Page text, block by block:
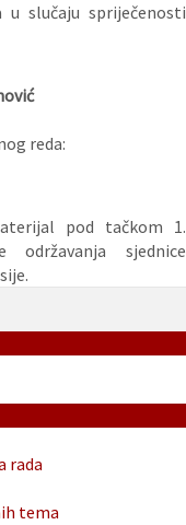
u slučaju spriječenosti
reda:
pod tačkom 1.
održavanja sjednice
rada
tema